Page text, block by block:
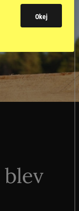
Okej